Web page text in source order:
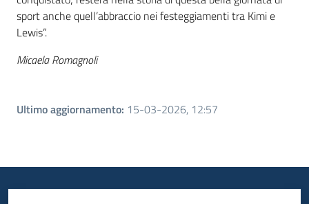
sport anche quell’abbraccio nei festeggiamenti tra Kimi e
Lewis”.
Micaela Romagnoli
Ultimo aggiornamento: 15-03-2026, 12:57